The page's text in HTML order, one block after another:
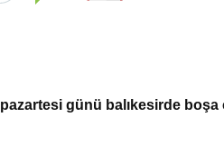
pazartesi günü balıkesirde boşa